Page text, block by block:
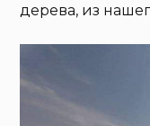
дерева, из